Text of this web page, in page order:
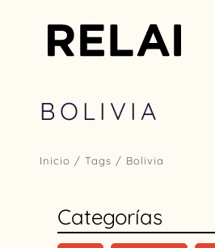
BOLIVIA
Inicio / Tags / Bolivia
Categorías